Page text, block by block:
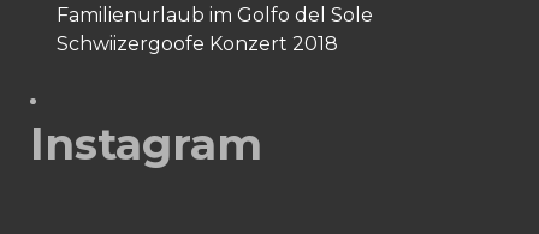
Familienurlaub im Golfo del Sole
Schwiizergoofe Konzert 2018
Instagram